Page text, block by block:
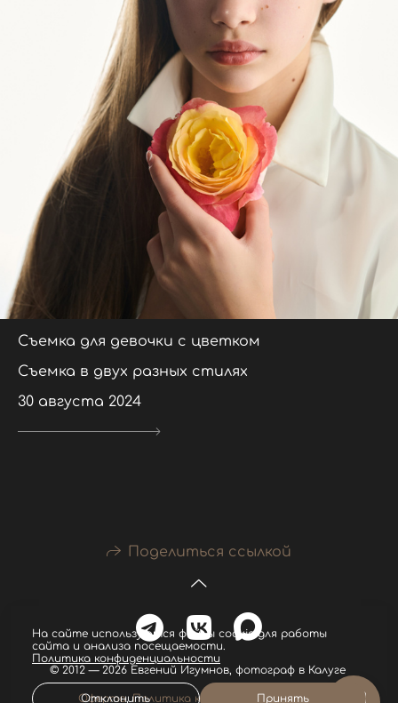
Съемка для девочки с цветком
Съемка в двух разных стилях
30 августа 2024
Поделиться ссылкой
© 2012 — 2026 Евгений Игумнов, фотограф в Калуге
Оферта,Политика конфиденциальности
На сайте используются файлы cookie для работы
сайта и анализа посещаемости.
Политика конфиденциальности
Отклонить Принять